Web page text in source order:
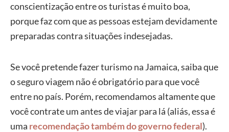
conscientização entre os turistas é muito boa,
porque faz com que as pessoas estejam devidamente
preparadas contra situações indesejadas.
Se você pretende fazer turismo na Jamaica, saiba que
o seguro viagem não é obrigatório para que você
entre no país. Porém, recomendamos altamente que
você contrate um antes de viajar para lá (aliás, essa é
uma recomendação também do governo federal).